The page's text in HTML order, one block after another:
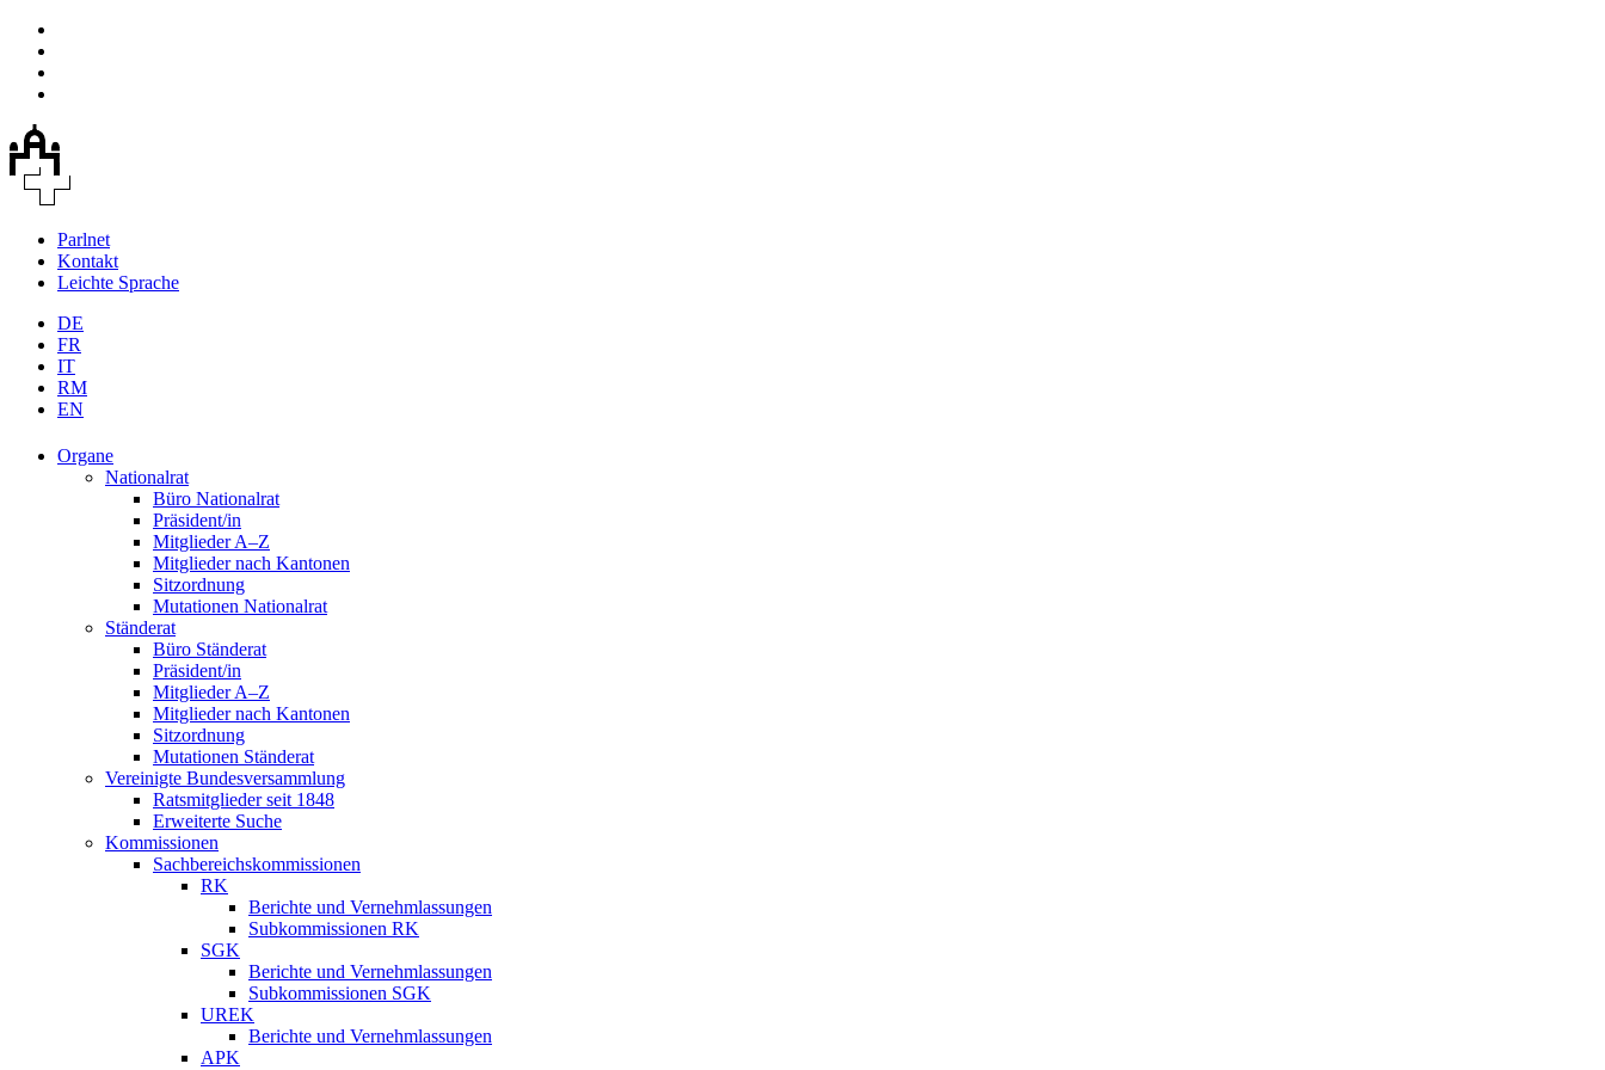
Parlnet
Kontakt
Leichte Sprache
DE
FR
IT
RM
EN
Organe
Nationalrat
Büro Nationalrat
Präsident/in
Mitglieder A–Z
Mitglieder nach Kantonen
Sitzordnung
Mutationen Nationalrat
Ständerat
Büro Ständerat
Präsident/in
Mitglieder A–Z
Mitglieder nach Kantonen
Sitzordnung
Mutationen Ständerat
Vereinigte Bundesversammlung
Ratsmitglieder seit 1848
Erweiterte Suche
Kommissionen
Sachbereichskommissionen
RK
Berichte und Vernehmlassungen
Subkommissionen RK
SGK
Berichte und Vernehmlassungen
Subkommissionen SGK
UREK
Berichte und Vernehmlassungen
APK